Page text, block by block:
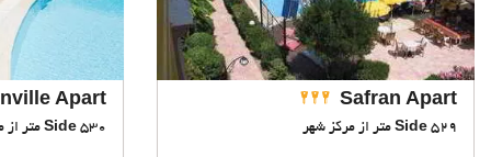
Safran Apart
Side 529 متر از مرکز شهر
Apart
Side 530 متر از مرکز شهر